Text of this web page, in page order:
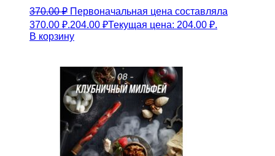
370.00₽ Первоначальная цена составляла
370.00 ₽.204.00 ₽Текущая цена: 204.00 ₽.
В корзину